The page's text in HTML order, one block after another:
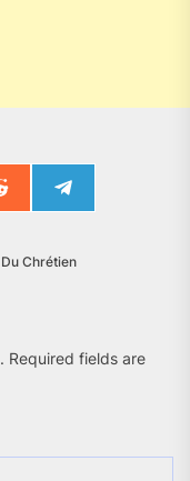
Share
on
Chrétien
Required fields are